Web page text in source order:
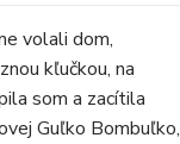
volali dom,
kľučkou, na
som a zacítila
Guľko Bombuľko,